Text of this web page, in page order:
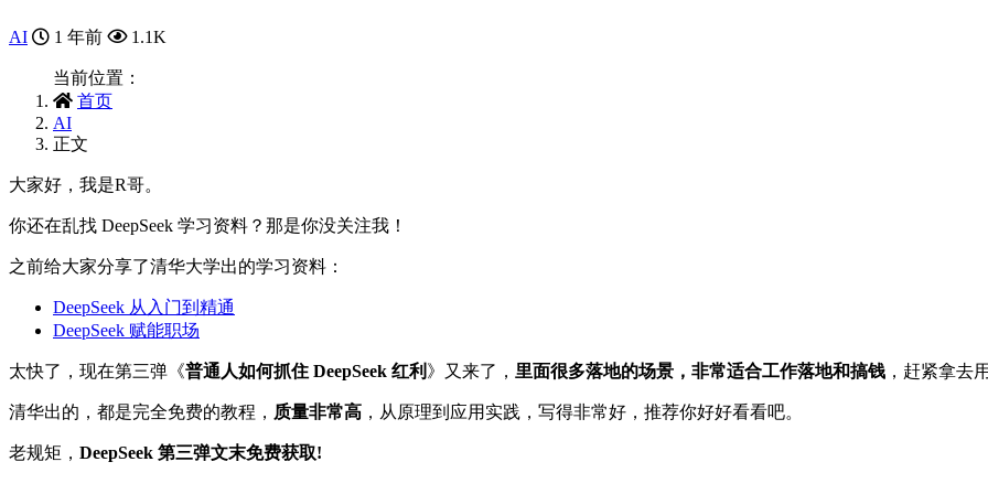
AI 1 年前 1.1K
当前位置：
首页
AI
正文
大家好，我是R哥。
你还在乱找 DeepSeek 学习资料？那是你没关注我！
之前给大家分享了清华大学出的学习资料：
DeepSeek 从入门到精通
DeepSeek 赋能职场
太快了，现在第三弹《普通人如何抓住 DeepSeek 红利 》又来了， 里面很多落地的场景，非常适合工作落地和搞钱 ，赶紧拿去
清华出的，都是完全免费的教程， 质量非常高 ，从原理到应用实践，写得非常好，推荐你好好看看吧。
老规矩， DeepSeek 第三弹文末免费获取!